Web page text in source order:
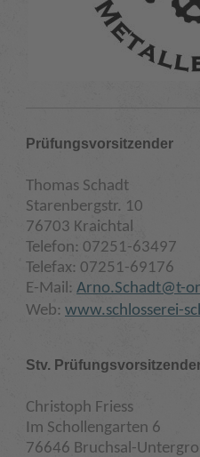
Prüfungsvorsitzender
Thomas Schadt
Starenbergstr. 10
76703 Kraichtal
Telefon: 07251-63497
Telefax: 07251-69176
E-Mail: Arno.Schadt@t-
Web: www.schlosserei-
Stv.
Christoph Friess
Im Schollengarten 6
76646 Bruchsal-